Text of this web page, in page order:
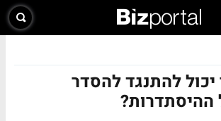
להתנגד להסדר